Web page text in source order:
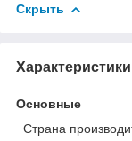
Скрыть
Характеристики
Основные
Страна